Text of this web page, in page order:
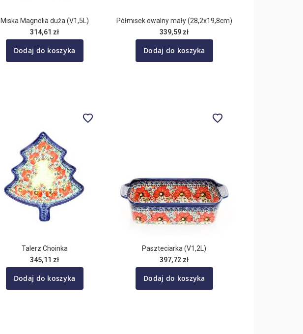
Miska Magnolia duża (V1,5L)
314,61 zł
Dodaj do koszyka
Półmisek owalny mały (28,2x19,8cm)
339,59 zł
Dodaj do koszyka
Talerz Choinka
345,11 zł
Dodaj do koszyka
Paszteciarka (V1,2L)
397,72 zł
Dodaj do koszyka